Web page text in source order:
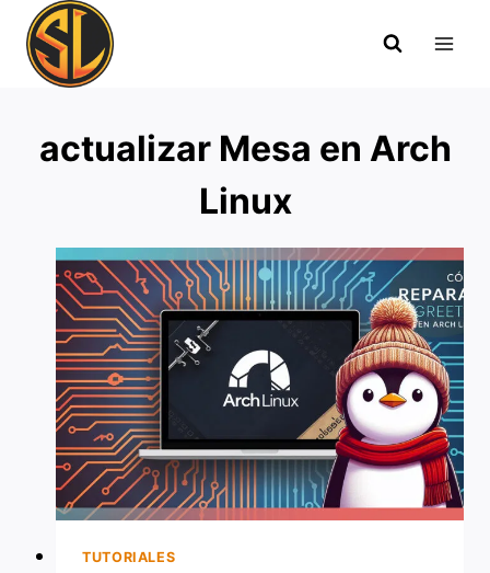
Saltar
contenido
actualizar Mesa en Arch
Linux
TUTORIALES